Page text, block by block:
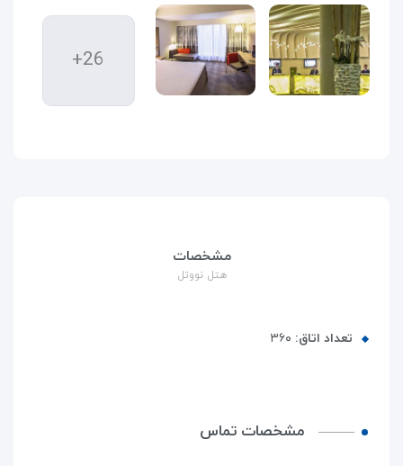
+26
مشخصات
هتل نووتل
تعداد اتاق: ۳۶۰
مشخصات تماس